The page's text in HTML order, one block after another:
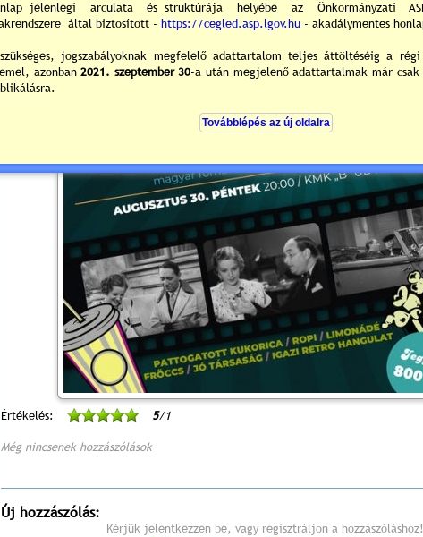
Értékelés: 5/1
Még nincsenek hozzászólások
Új hozzászólás:
Kérjük jelentkezzen be, vagy regisztráljon a hozzászóláshoz!